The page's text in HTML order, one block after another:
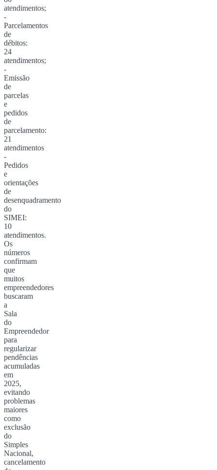
atendimentos;
-
Parcelamentos
de
débitos:
24
atendimentos;
-
Emissão
de
parcelas
e
pedidos
de
parcelamento:
21
atendimentos
-
Pedidos
e
orientações
de
desenquadramento
do
SIMEI:
10
atendimentos.
Os
números
confirmam
que
muitos
empreendedores
buscaram
a
Sala
do
Empreendedor
para
regularizar
pendências
acumuladas
em
2025,
evitando
problemas
maiores
como
exclusão
do
Simples
Nacional,
cancelamento